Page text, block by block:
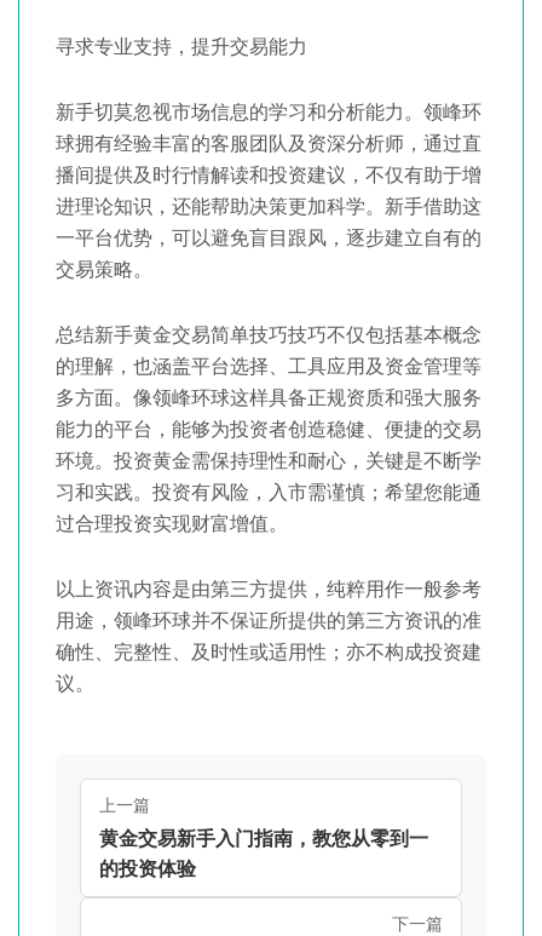
寻求专业支持，提升交易能力
新手切莫忽视市场信息的学习和分析能力。领峰环
球拥有经验丰富的客服团队及资深分析师，通过直
播间提供及时行情解读和投资建议，不仅有助于增
进理论知识，还能帮助决策更加科学。新手借助这
一平台优势，可以避免盲目跟风，逐步建立自有的
交易策略。
总结新手黄金交易简单技巧技巧不仅包括基本概念
的理解，也涵盖平台选择、工具应用及资金管理等
多方面。像领峰环球这样具备正规资质和强大服务
能力的平台，能够为投资者创造稳健、便捷的交易
环境。投资黄金需保持理性和耐心，关键是不断学
习和实践。投资有风险，入市需谨慎；希望您能通
过合理投资实现财富增值。
以上资讯内容是由第三方提供，纯粹用作一般参考
用途，领峰环球并不保证所提供的第三方资讯的准
确性、完整性、及时性或适用性；亦不构成投资建
议。
上一篇
黄金交易新手入门指南，教您从零到一
的投资体验
下一篇